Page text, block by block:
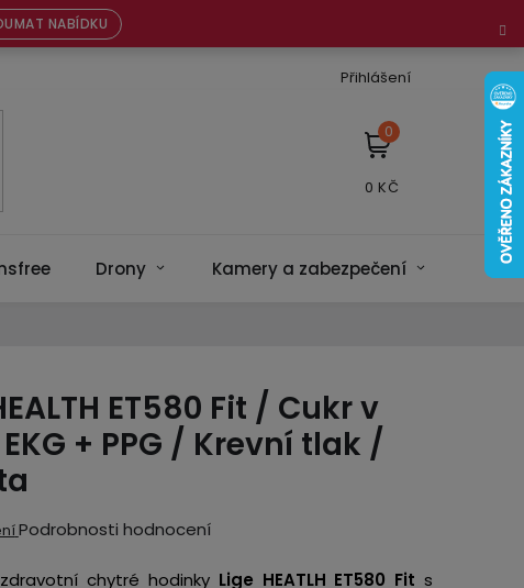
NABÍDKU
Přihlášení
NÁKUPNÍ
KOŠÍK
Drony Kamery a zabezpečení
ET580 Fit / Cukr v
+ PPG / Krevní tlak /
Podrobnosti hodnocení
chytré hodinky Lige HEATLH ET580 Fit s